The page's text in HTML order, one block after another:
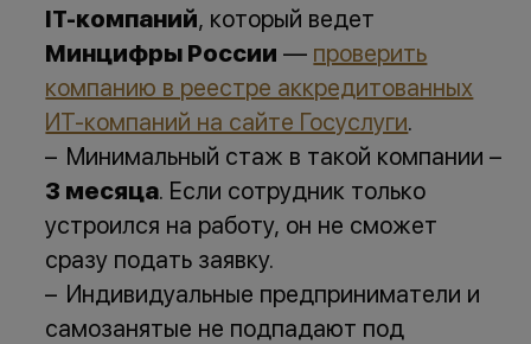
IT-компаний, который ведет
Минцифры России — проверить
компанию в реестре аккредитованных
ИТ-компаний на сайте Госуслуги.
Минимальный стаж в такой компании –
3 месяца. Если сотрудник только
устроился на работу, он не сможет
сразу подать заявку.
Индивидуальные предприниматели и
самозанятые не подпадают под